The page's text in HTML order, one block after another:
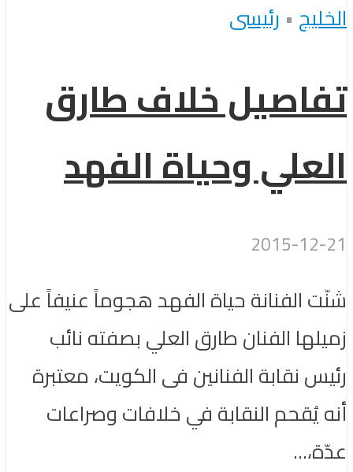
الخليج • رئيسى
تفاصيل خلاف طارق
العلي وحياة الفهد
2015-12-21
شنّت الفنانة حياة الفهد هجوماً عنيفاً على
زميلها الفنان طارق العلي بصفته نائب
رئيس نقابة الفنانين فى الكويت، معتبرة
أنه يُقحم النقابة في خلافات وصراعات
عدّة،...